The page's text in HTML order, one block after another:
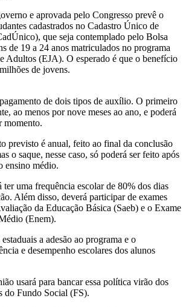
e aprovada pelo Congresso prevê o
cadastrados no Cadastro Único de
que seja contemplado pelo Bolsa
de 19 a 24 anos matriculados no programa
Adultos (EJA). O esperado é que o benefício
de jovens.
de dois tipos de auxílio. O primeiro
ao menos por nove meses ao ano, e poderá
momento.
previsto é anual, feito ao final da conclusão
o saque, nesse caso, só poderá ser feito após
ensino médio.
uma frequência escolar de 80% dos dias
Além disso, deverá participar de exames
da Educação Básica (Saeb) e o Exame
(Enem).
a adesão ao programa e o
e desempenho escolares dos alunos
usará para bancar essa política virão dos
do Fundo Social (FS).